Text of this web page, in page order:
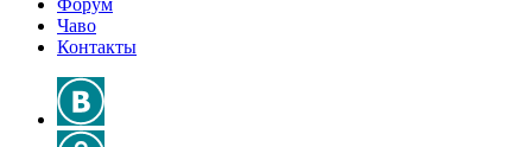
Форум
Чаво
Контакты